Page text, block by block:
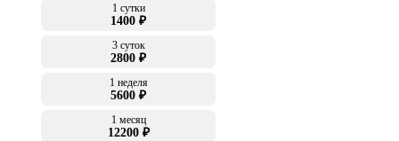
1 сутки
1400 ₽
3 суток
2800 ₽
1 неделя
5600 ₽
1 месяц
12200 ₽